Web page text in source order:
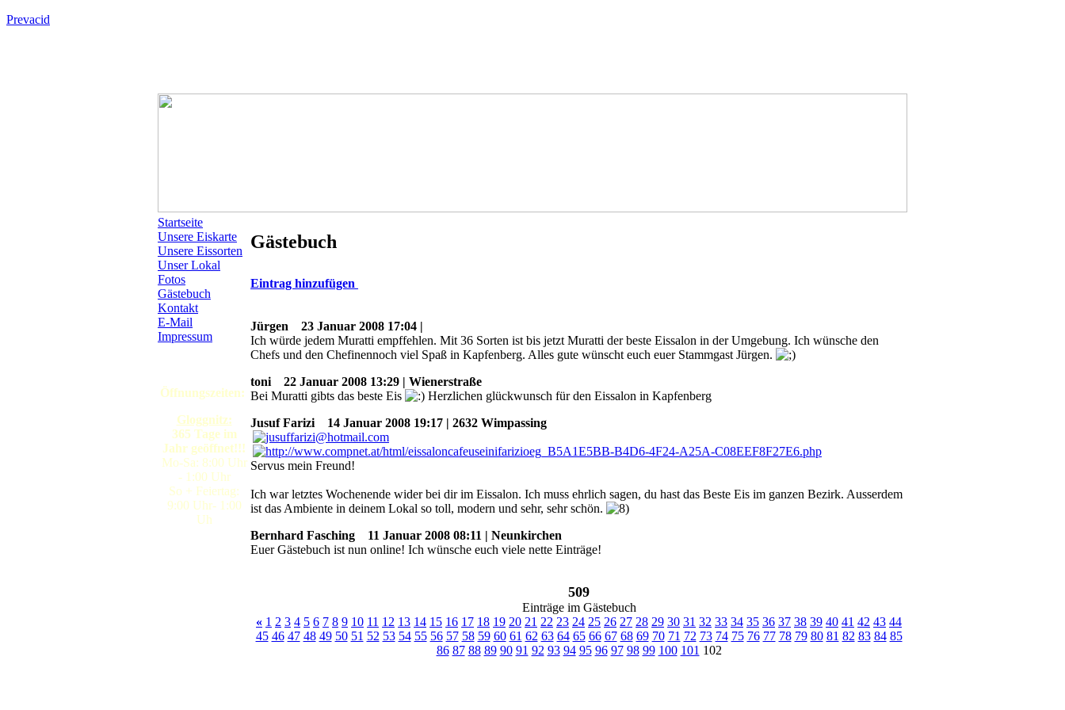
Prevacid
Startseite
Unsere Eiskarte
Unsere Eissorten
Unser Lokal
Fotos
Gästebuch
Kontakt
E-Mail
Impressum
Öffnungszeiten:
Gloggnitz:
365 Tage im
Jahr geöffnet!!!
Mo-Sa: 8:00 Uhr
- 1:00 Uhr
So + Feiertag:
9:00 Uhr- 1:00
Uh
Gästebuch
Eintrag hinzufügen
Jürgen
23 Januar 2008 17:04 |
Ich würde jedem Muratti empffehlen. Mit 36 Sorten ist bis jetzt Muratti der beste Eissalon in der Umgebung. Ich wünsche den
Chefs und den Chefinennoch viel Spaß in Kapfenberg. Alles gute wünscht euch euer Stammgast Jürgen.
toni
22 Januar 2008 13:29 | Wienerstraße
Bei Muratti gibts das beste Eis
Herzlichen glückwunsch für den Eissalon in Kapfenberg
Jusuf Farizi
14 Januar 2008 19:17 | 2632 Wimpassing
Servus mein Freund!
Ich war letztes Wochenende wider bei dir im Eissalon. Ich muss ehrlich sagen, du hast das Beste Eis im ganzen Bezirk. Ausserdem
ist das Ambiente in deinem Lokal so toll, modern und sehr, sehr schön.
Bernhard Fasching
11 Januar 2008 08:11 | Neunkirchen
Euer Gästebuch ist nun online! Ich wünsche euch viele nette Einträge!
509
Einträge im Gästebuch
« 1 2 3 4 5 6 7 8 9 10 11 12 13 14 15 16 17 18 19 20 21 22 23 24 25 26 27 28 29 30 31 32 33 34 35 36 37 38 39 40 41 42 43 44
45 46 47 48 49 50 51 52 53 54 55 56 57 58 59 60 61 62 63 64 65 66 67 68 69 70 71 72 73 74 75 76 77 78 79 80 81 82 83 84 85
86 87 88 89 90 91 92 93 94 95 96 97 98 99 100 101 102